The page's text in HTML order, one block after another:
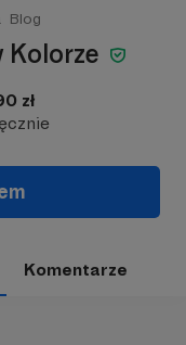
Blog
Kolorze
zł
Komentarze